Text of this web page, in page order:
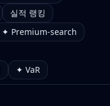
실적 랭킹
✦ Premium-search
✦ VaR